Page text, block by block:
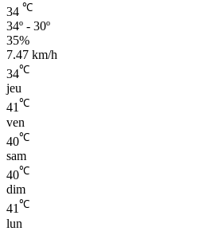
34 ℃
34º - 30º
35%
7.47 km/h
34℃
jeu
41℃
ven
40℃
sam
40℃
dim
41℃
lun